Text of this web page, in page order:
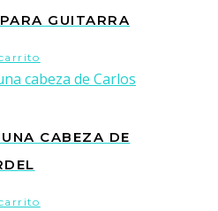
GUITARRA
CABEZA DE